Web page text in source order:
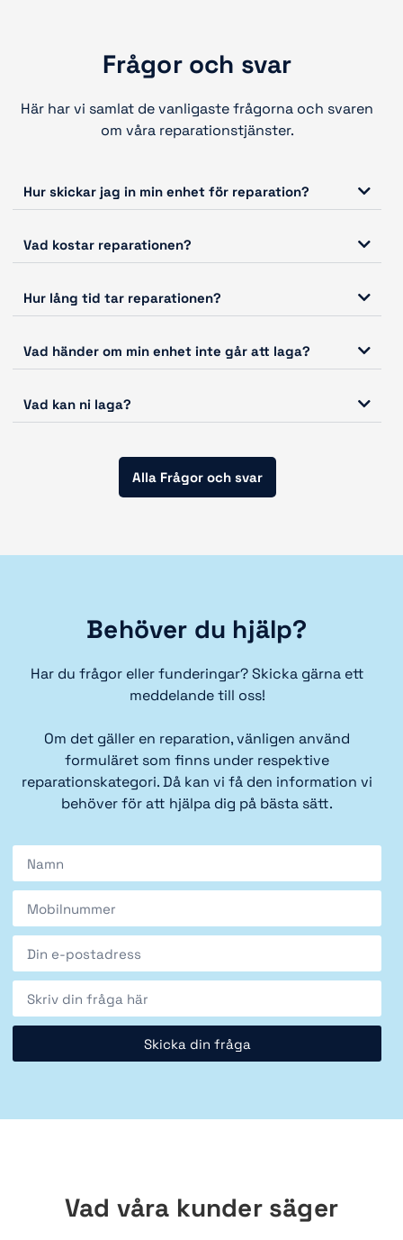
Frågor och svar
Här har vi samlat de vanligaste frågorna och svaren
om våra reparationstjänster.
Hur skickar jag in min enhet för reparation?
Vad kostar reparationen?
Hur lång tid tar reparationen?
Vad händer om min enhet inte går att laga?
Vad kan ni laga?
Alla Frågor och svar
Behöver du hjälp?
Har du frågor eller funderingar? Skicka gärna ett
meddelande till oss!
Om det gäller en reparation, vänligen använd
formuläret som finns under respektive
reparationskategori. Då kan vi få den information vi
behöver för att hjälpa dig på bästa sätt.
Skicka din fråga
Vad våra kunder säger